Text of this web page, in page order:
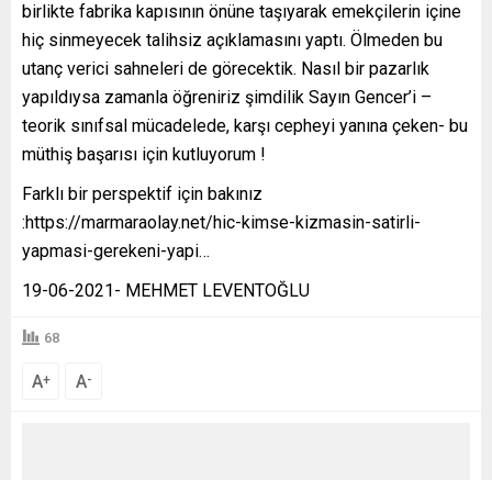
birlikte fabrika kapısının önüne taşıyarak emekçilerin içine
hiç sinmeyecek talihsiz açıklamasını yaptı. Ölmeden bu
utanç verici sahneleri de görecektik. Nasıl bir pazarlık
yapıldıysa zamanla öğreniriz şimdilik Sayın Gencer’i –
teorik sınıfsal mücadelede, karşı cepheyi yanına çeken- bu
müthiş başarısı için kutluyorum !
Farklı bir perspektif için bakınız
:https://marmaraolay.net/hic-kimse-kizmasin-satirli-
yapmasi-gerekeni-yapi…
19-06-2021- MEHMET LEVENTOĞLU
68
A+ A-